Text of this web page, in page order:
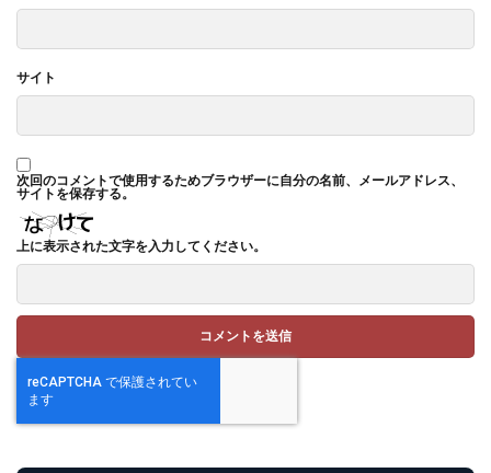
サイト
次回のコメントで使用するためブラウザーに自分の名前、メールアドレス、
サイトを保存する。
上に表示された文字を入力してください。